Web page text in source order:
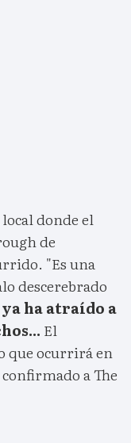
donde el
de
"Es una
descerebrado
ha atraído a
El
que ocurrirá en
a The